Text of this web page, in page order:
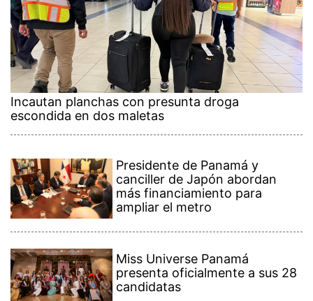
Incautan planchas con presunta droga
escondida en dos maletas
Presidente de Panamá y
canciller de Japón abordan
más financiamiento para
ampliar el metro
Miss Universe Panamá
presenta oficialmente a sus 28
candidatas